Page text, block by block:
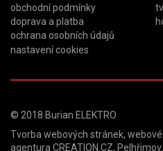
obchodní podmínky
doprava a platba
ochrana osobních údajů
nastavení cookies
© 2018 Burian ELEKTRO
Tvorba webových stránek,
agenturaCREATION.CZ, Pelhřimov.